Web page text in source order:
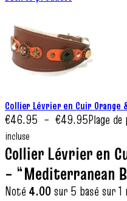
Collier Lévrier en Cuir Orange
€46.95 – €49.95Plage
incluse
Collier Lévrier en
– “Mediterranean
Noté 4.00sur 5 basé sur1